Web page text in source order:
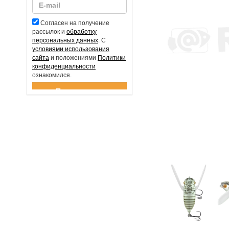
Согласен на получение
рассылок и обработку
персональных данных. С
условиями использования
сайта и положениями Политики
конфиденциальности
ознакомился.